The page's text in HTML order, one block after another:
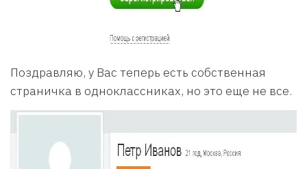
Поздравляю, у Вас теперь есть собственная
страничка в одноклассниках, но это еще не все.